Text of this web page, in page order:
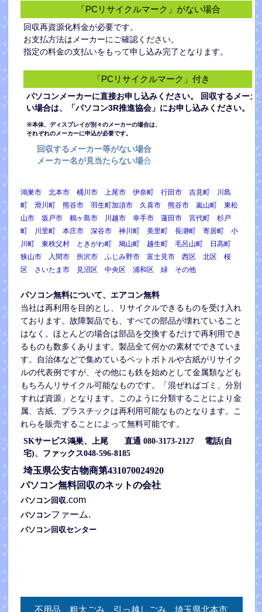
「PCリサイクルマーク」がない場合
回収再資源化料金が必要です。
お支払方法はメーカーにご確認ください。
指定の料金の支払いをもって申し込み完了となります。
「PCリサイクルマーク」付き
パソコンメーカーに直接お申し込みください。 回収するメーカ
い場合は、「パソコン3R推進協会」にお申し込みください。
※本体、ディスプレイが別々のメーカーの場合は、
それぞれのメーカーに申込が必要です。
回収するメーカー等がない場合
メーカー名が見当たらない場合
鴻巣市 北本市 桶川市 上尾市 伊奈町 行田市 吉見町 川島
町 滑川町 熊谷市 羽生町加須市 久喜市 熊谷市 嵐山町 東松
山市 坂戸市 鶴ヶ島市 川越市 幸手市 蓮田市 宮代町 杉戸
町 川里町 本庄市 深谷市 神川町 美里町 長瀞町 寄居町 小
川町 東秩父村 ときがわ町 鳩山町 越生町 毛呂山町 日高町
狭山市 入間市 所沢市 ふじみ野市 富士見市 西区 北区 桜
区 さいたま市 見沼区 中央区 浦和区 緑 その他
パソコン無料について、エアコン無料
当社は再利用を目的とし、リサイクルできるものを受け入れ
ております。故障製品でも、すべての部品が壊れていること
はなく。ほとんどの場合は部品を交換するだけで再利用でき
るものも数多くあります。製品全て何かの素材でできていま
す。自治体などで集めているペットボトルや古紙がリサイク
ルの代表例ですが、その他にも鉄を始めとして金属類なども
もちろんリサイクル可能なものです。「混ぜればゴミ、分別
すれば資源」となります。このように分類することにより金
属、古紙、プラスチックは再利用可能なものとなります。こ
れらを販売することによって無料可能です。
SKサービス鴻巣、上尾
直通 080-3173-2127
電話(自
宅)、ファックス048-596-8185
埼玉県公安古物商第431070024920
パソコン無料回収のネットの会社
パソコン回収.com
パソコンファーム.
パソコン回収センター
不用品 粗大ごみ 引っ越しごみ 埼玉県北本市